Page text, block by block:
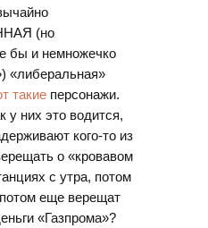
(но
бы и немножечко
«либеральная»
такие персонажи.
у них это водится,
кого-то из
о «кровавом
с утра, потом
еще верещат
«Газпрома»?